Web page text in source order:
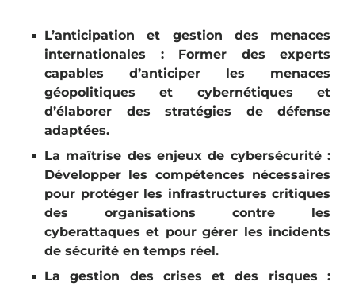
L’anticipation et gestion des menaces
internationales : Former des experts
capables d’anticiper les menaces
géopolitiques et cybernétiques et
d’élaborer des stratégies de défense
adaptées.
La maîtrise des enjeux de cybersécurité :
Développer les compétences nécessaires
pour protéger les infrastructures critiques
des organisations contre les
cyberattaques et pour gérer les incidents
de sécurité en temps réel.
La gestion des crises et des risques :